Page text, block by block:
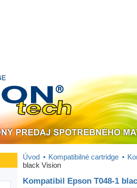
Úvod • Kompatibilné cartridge •
black Vision
Kompatibil Epson T048-1